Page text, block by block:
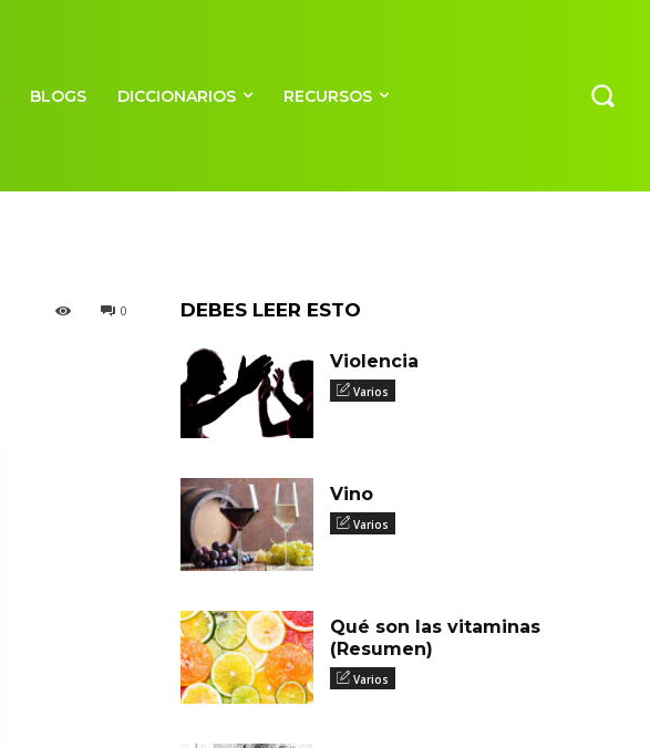
BLOGS DICCIONARIOS RECURSOS
0 DEBES LEER ESTO
Violencia
Varios
Vino
Varios
Qué son las vitaminas
(Resumen)
Varios